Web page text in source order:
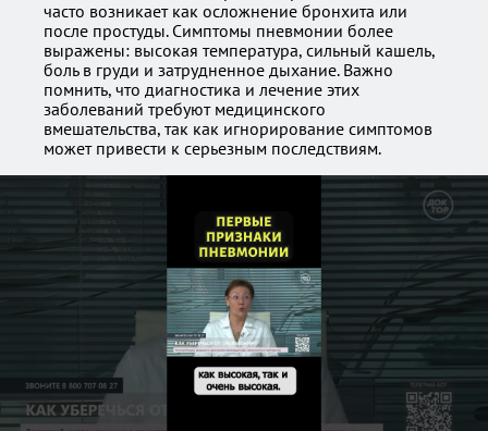
часто возникает как осложнение бронхита или
после простуды. Симптомы пневмонии более
выражены: высокая температура, сильный кашель,
боль в груди и затрудненное дыхание. Важно
помнить, что диагностика и лечение этих
заболеваний требуют медицинского
вмешательства, так как игнорирование симптомов
может привести к серьезным последствиям.